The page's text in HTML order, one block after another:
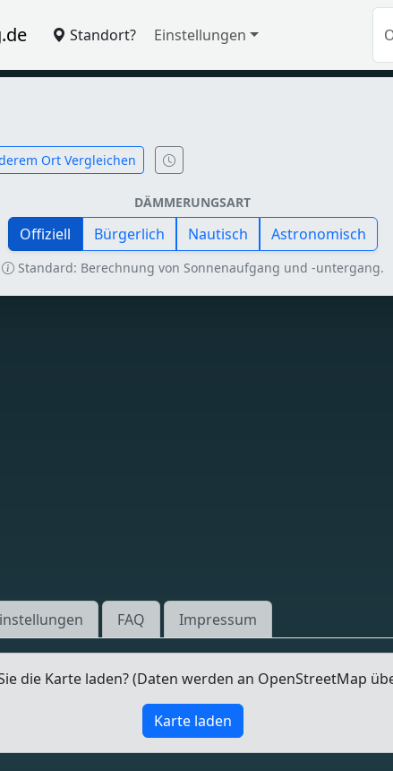
Standort? Einstellungen
Ort Vergleichen
DÄMMERUNGSART
Offiziell Bürgerlich Nautisch Astronomisch
Standard: Berechnung von Sonnenaufgang und -untergang.
FAQ Impressum
die Karte laden? (Daten werden an OpenStreetMap
Karte laden